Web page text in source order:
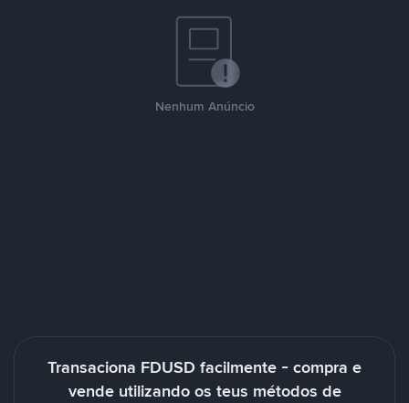
Nenhum Anúncio
Transaciona FDUSD facilmente - compra e
vende utilizando os teus métodos de